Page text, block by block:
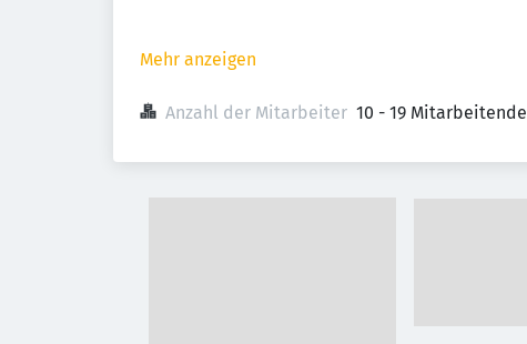
Mehr anzeigen
Anzahl der Mitarbeiter 10 - 19 Mitarbeitende